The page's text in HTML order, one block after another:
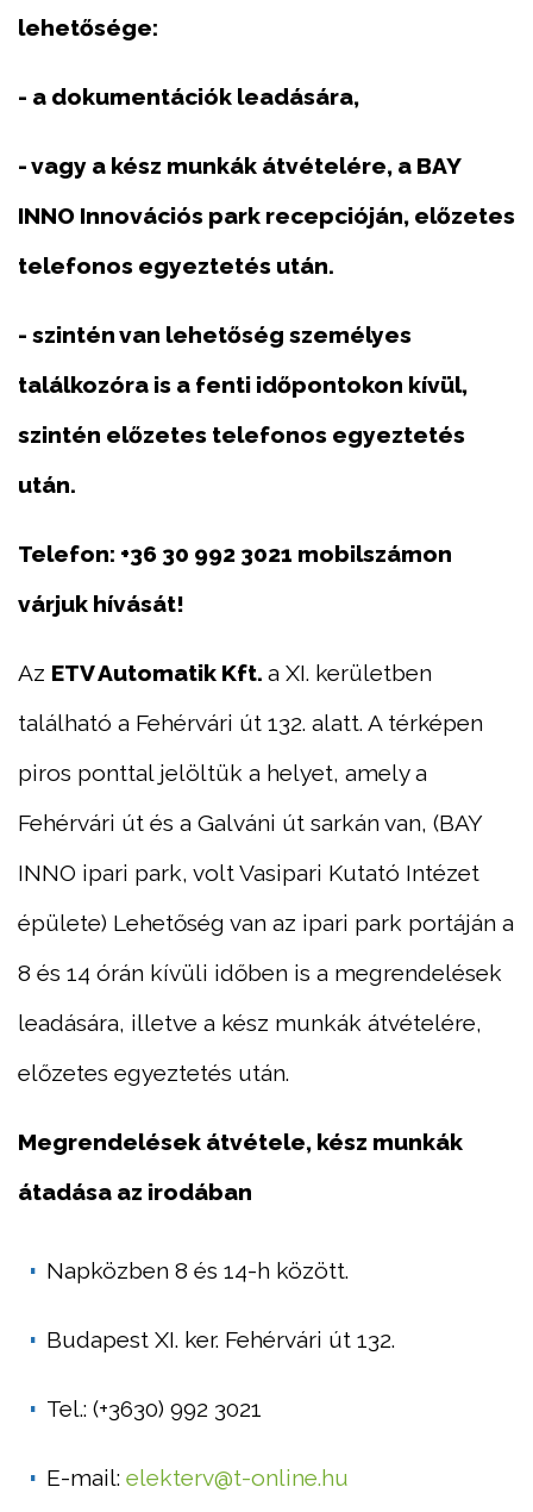
lehetősége:
- a dokumentációk leadására,
- vagy a kész munkák átvételére, a BAY
INNO Innovációs park recepcióján, előzetes
telefonos egyeztetés után.
- szintén van lehetőség személyes
találkozóra is a fenti időpontokon kívül,
szintén előzetes telefonos egyeztetés
után.
Telefon: +36 30 992 3021 mobilszámon
várjuk hívását!
Az ETV Automatik Kft. a XI. kerületben
található a Fehérvári út 132. alatt. A térképen
piros ponttal jelöltük a helyet, amely a
Fehérvári út és a Galváni út sarkán van, (BAY
INNO ipari park, volt Vasipari Kutató Intézet
épülete) Lehetőség van az ipari park portáján a
8 és 14 órán kívüli időben is a megrendelések
leadására, illetve a kész munkák átvételére,
előzetes egyeztetés után.
Megrendelések átvétele, kész munkák
átadása az irodában
Napközben 8 és 14-h között.
Budapest XI. ker. Fehérvári út 132.
Tel.: (+3630) 992 3021
E-mail: elekterv@t-online.hu